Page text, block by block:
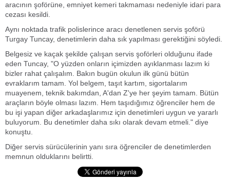
aracının şoförüne, emniyet kemeri takmaması nedeniyle idari para
cezası kesildi.
Aynı noktada trafik polislerince aracı denetlenen servis şoförü
Turgay Tuncay, denetimlerin daha sık yapılması gerektiğini söyledi.
Belgesiz ve kaçak şekilde çalışan servis şoförleri olduğunu ifade
eden Tuncay, "O yüzden onların içimizden ayıklanması lazım ki
bizler rahat çalışalım. Bakın bugün okulun ilk günü bütün
evraklarım tamam. Yol belgem, taşıt kartım, sigortalarım
muayenem, teknik bakımdan, A'dan Z'ye her şeyim tamam. Bütün
araçların böyle olması lazım. Hem taşıdığımız öğrenciler hem de
bu işi yapan diğer arkadaşlarımız için denetimleri uygun ve yararlı
buluyorum. Bu denetimler daha sıkı olarak devam etmeli." diye
konuştu.
Diğer servis sürücülerinin yanı sıra öğrenciler de denetimlerden
memnun olduklarını belirtti.